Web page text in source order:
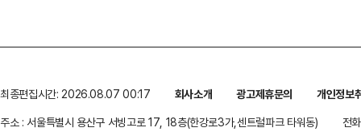
최종편집시간: 2026.08.07 00:17 회사소개 광고제휴문의
개인정보
주소 : 서울특별시 용산구 서빙고로 17, 18층(한강로3가,센트럴파크 타워동)
전